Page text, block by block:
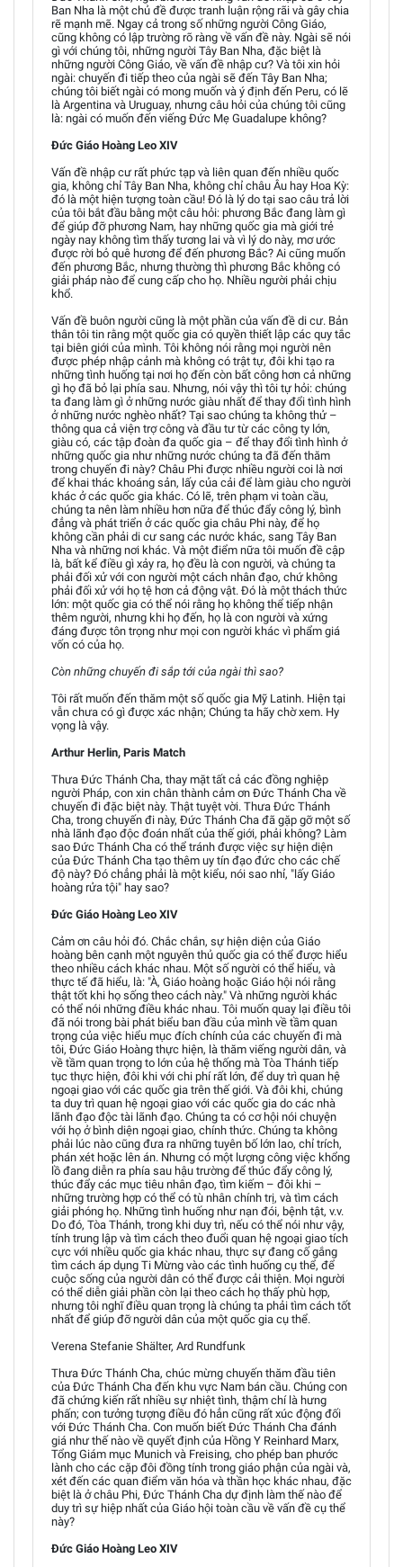
Ban Nha là một chủ đề được tranh luận rộng rãi và gây chia
rẽ mạnh mẽ. Ngay cả trong số những người Công Giáo,
cũng không có lập trường rõ ràng về vấn đề này. Ngài sẽ nói
gì với chúng tôi, những người Tây Ban Nha, đặc biệt là
những người Công Giáo, về vấn đề nhập cư? Và tôi xin hỏi
ngài: chuyến đi tiếp theo của ngài sẽ đến Tây Ban Nha;
chúng tôi biết ngài có mong muốn và ý định đến Peru, có lẽ
là Argentina và Uruguay, nhưng câu hỏi của chúng tôi cũng
là: ngài có muốn đến viếng Đức Mẹ Guadalupe không?
Đức Giáo Hoàng Leo XIV
Vấn đề nhập cư rất phức tạp và liên quan đến nhiều quốc
gia, không chỉ Tây Ban Nha, không chỉ châu Âu hay Hoa Kỳ:
đó là một hiện tượng toàn cầu! Đó là lý do tại sao câu trả lời
của tôi bắt đầu bằng một câu hỏi: phương Bắc đang làm gì
để giúp đỡ phương Nam, hay những quốc gia mà giới trẻ
ngày nay không tìm thấy tương lai và vì lý do này, mơ ước
được rời bỏ quê hương để đến phương Bắc? Ai cũng muốn
đến phương Bắc, nhưng thường thì phương Bắc không có
giải pháp nào để cung cấp cho họ. Nhiều người phải chịu
khổ.
Vấn đề buôn người cũng là một phần của vấn đề di cư. Bản
thân tôi tin rằng một quốc gia có quyền thiết lập các quy tắc
tại biên giới của mình. Tôi không nói rằng mọi người nên
được phép nhập cảnh mà không có trật tự, đôi khi tạo ra
những tình huống tại nơi họ đến còn bất công hơn cả những
gì họ đã bỏ lại phía sau. Nhưng, nói vậy thì tôi tự hỏi: chúng
ta đang làm gì ở những nước giàu nhất để thay đổi tình hình
ở những nước nghèo nhất? Tại sao chúng ta không thử –
thông qua cả viện trợ công và đầu tư từ các công ty lớn,
giàu có, các tập đoàn đa quốc gia – để thay đổi tình hình ở
những quốc gia như những nước chúng ta đã đến thăm
trong chuyến đi này? Châu Phi được nhiều người coi là nơi
để khai thác khoáng sản, lấy của cải để làm giàu cho người
khác ở các quốc gia khác. Có lẽ, trên phạm vi toàn cầu,
chúng ta nên làm nhiều hơn nữa để thúc đẩy công lý, bình
đẳng và phát triển ở các quốc gia châu Phi này, để họ
không cần phải di cư sang các nước khác, sang Tây Ban
Nha và những nơi khác. Và một điểm nữa tôi muốn đề cập
là, bất kể điều gì xảy ra, họ đều là con người, và chúng ta
phải đối xử với con người một cách nhân đạo, chứ không
phải đối xử với họ tệ hơn cả động vật. Đó là một thách thức
lớn: một quốc gia có thể nói rằng họ không thể tiếp nhận
thêm người, nhưng khi họ đến, họ là con người và xứng
đáng được tôn trọng như mọi con người khác vì phẩm giá
vốn có của họ.
Còn những chuyến đi sắp tới của ngài thì sao?
Tôi rất muốn đến thăm một số quốc gia Mỹ Latinh. Hiện tại
vẫn chưa có gì được xác nhận; Chúng ta hãy chờ xem. Hy
vọng là vậy.
Arthur Herlin, Paris Match
Thưa Đức Thánh Cha, thay mặt tất cả các đồng nghiệp
người Pháp, con xin chân thành cảm ơn Đức Thánh Cha về
chuyến đi đặc biệt này. Thật tuyệt vời. Thưa Đức Thánh
Cha, trong chuyến đi này, Đức Thánh Cha đã gặp gỡ một số
nhà lãnh đạo độc đoán nhất của thế giới, phải không? Làm
sao Đức Thánh Cha có thể tránh được việc sự hiện diện
của Đức Thánh Cha tạo thêm uy tín đạo đức cho các chế
độ này? Đó chẳng phải là một kiểu, nói sao nhỉ, "lấy Giáo
hoàng rửa tội" hay sao?
Đức Giáo Hoàng Leo XIV
Cảm ơn câu hỏi đó. Chắc chắn, sự hiện diện của Giáo
hoàng bên cạnh một nguyên thủ quốc gia có thể được hiểu
theo nhiều cách khác nhau. Một số người có thể hiểu, và
thực tế đã hiểu, là: "À, Giáo hoàng hoặc Giáo hội nói rằng
thật tốt khi họ sống theo cách này." Và những người khác
có thể nói những điều khác nhau. Tôi muốn quay lại điều tôi
đã nói trong bài phát biểu ban đầu của mình về tầm quan
trọng của việc hiểu mục đích chính của các chuyến đi mà
tôi, Đức Giáo Hoàng thực hiện, là thăm viếng người dân, và
về tầm quan trọng to lớn của hệ thống mà Tòa Thánh tiếp
tục thực hiện, đôi khi với chi phí rất lớn, để duy trì quan hệ
ngoại giao với các quốc gia trên thế giới. Và đôi khi, chúng
ta duy trì quan hệ ngoại giao với các quốc gia do các nhà
lãnh đạo độc tài lãnh đạo. Chúng ta có cơ hội nói chuyện
với họ ở bình diện ngoại giao, chính thức. Chúng ta không
phải lúc nào cũng đưa ra những tuyên bố lớn lao, chỉ trích,
phán xét hoặc lên án. Nhưng có một lượng công việc khổng
lồ đang diễn ra phía sau hậu trường để thúc đẩy công lý,
thúc đẩy các mục tiêu nhân đạo, tìm kiếm – đôi khi –
những trường hợp có thể có tù nhân chính trị, và tìm cách
giải phóng họ. Những tình huống như nạn đói, bệnh tật, v.v.
Do đó, Tòa Thánh, trong khi duy trì, nếu có thể nói như vậy,
tính trung lập và tìm cách theo đuổi quan hệ ngoại giao tích
cực với nhiều quốc gia khác nhau, thực sự đang cố gắng
tìm cách áp dụng Ti Mừng vào các tình huống cụ thể, để
cuộc sống của người dân có thể được cải thiện. Mọi người
có thể diễn giải phần còn lại theo cách họ thấy phù hợp,
nhưng tôi nghĩ điều quan trọng là chúng ta phải tìm cách tốt
nhất để giúp đỡ người dân của một quốc gia cụ thể.
Verena Stefanie Shälter, Ard Rundfunk
Thưa Đức Thánh Cha, chúc mừng chuyến thăm đầu tiên
của Đức Thánh Cha đến khu vực Nam bán cầu. Chúng con
đã chứng kiến rất nhiều sự nhiệt tình, thậm chí là hưng
phấn; con tưởng tượng điều đó hẳn cũng rất xúc động đối
với Đức Thánh Cha. Con muốn biết Đức Thánh Cha đánh
giá như thế nào về quyết định của Hồng Y Reinhard Marx,
Tổng Giám mục Munich và Freising, cho phép ban phước
lành cho các cặp đôi đồng tính trong giáo phận của ngài và,
xét đến các quan điểm văn hóa và thần học khác nhau, đặc
biệt là ở châu Phi, Đức Thánh Cha dự định làm thế nào để
duy trì sự hiệp nhất của Giáo hội toàn cầu về vấn đề cụ thể
này?
Đức Giáo Hoàng Leo XIV